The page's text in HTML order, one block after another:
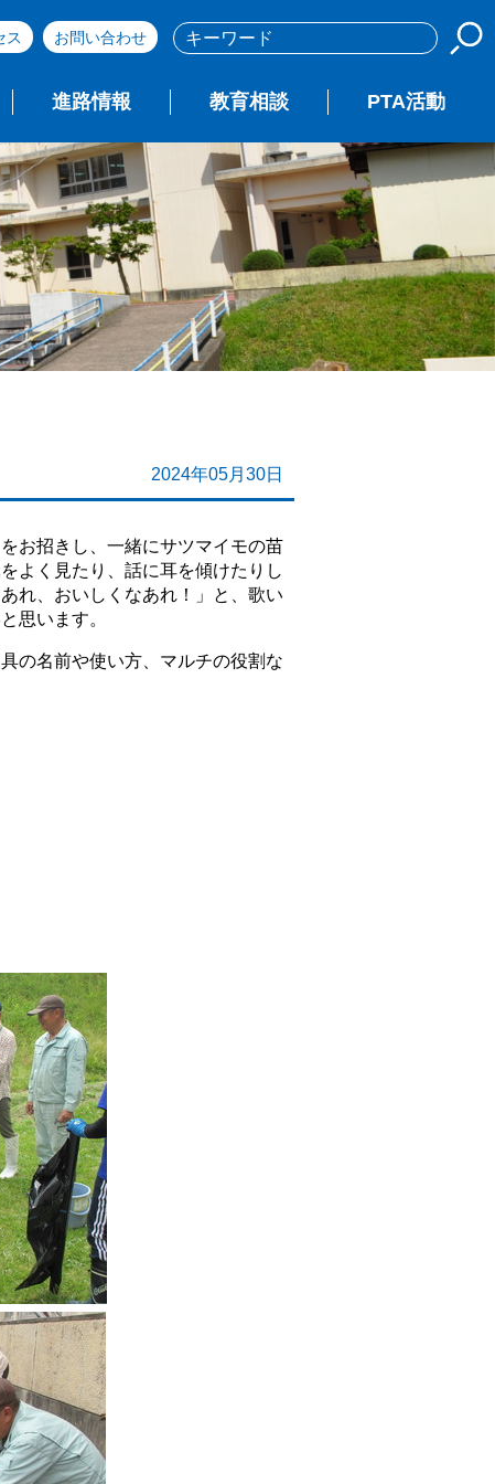
ス お問い合わせ
進路情報 教育相談 PTA活動
2024年05月30日
お招きし、一緒にサツマイモの苗
よく見たり、話に耳を傾けたりし
れ、おいしくなあれ！」と、歌い
思います。
の名前や使い方、マルチの役割な